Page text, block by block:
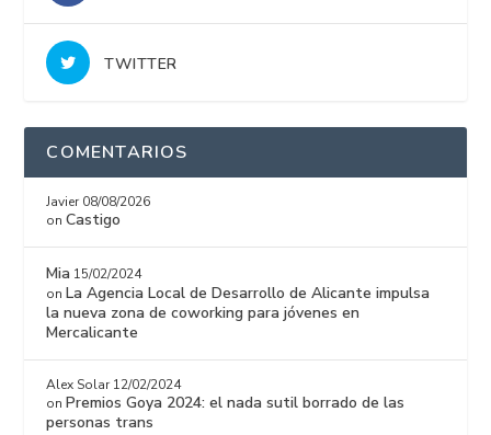
TWITTER
COMENTARIOS
Javier 08/08/2026
onCastigo
Mia 15/02/2024
onLa Agencia Local de Desarrollo de Alicante impulsa
la nueva zona de coworking para jóvenes en
Mercalicante
Alex Solar 12/02/2024
onPremios Goya 2024: el nada sutil borrado de las
personas trans